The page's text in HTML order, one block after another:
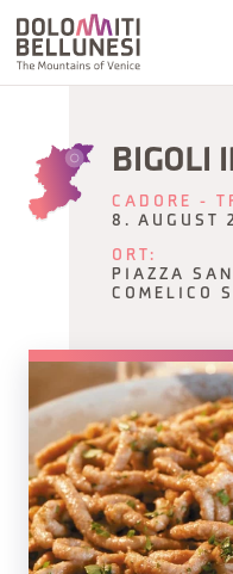
BIGOLI
CADORE -
8. AUGUST
ORT:
PIAZZA
COMELICO